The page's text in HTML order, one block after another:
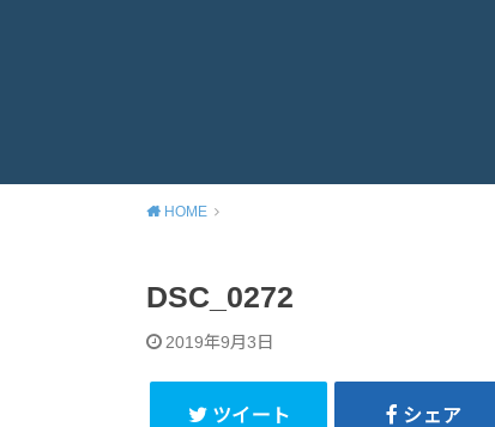
HOME
DSC_0272
2019年9月3日
ツイート シェア